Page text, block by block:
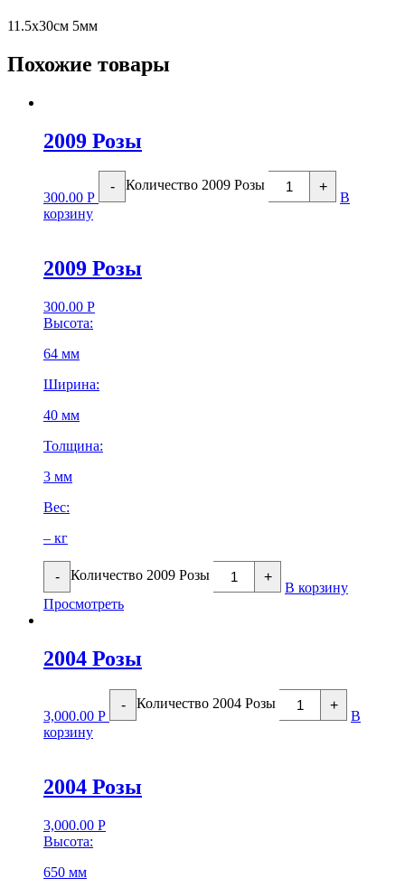
11.5х30см 5мм
Похожие товары
2009 Розы
300.00 Р
- Количество 2009 Розы +
В
корзину
2009 Розы
300.00 Р
Высота:
64 мм
Ширина:
40 мм
Толщина:
3 мм
Вес:
– кг
- Количество 2009 Розы +
В корзину
Просмотреть
2004 Розы
3,000.00 Р
- Количество 2004 Розы +
В
корзину
2004 Розы
3,000.00 Р
Высота:
650 мм